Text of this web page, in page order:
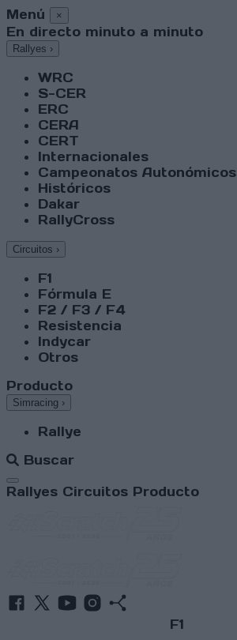
Menú ×
En directo minuto a minuto
Rallyes ›
WRC
S-CER
ERC
CERA
CERT
Internacionales
Campeonatos Autonómicos
Históricos
Dakar
RallyCross
Circuitos ›
F1
Fórmula E
F2 / F3 / F4
Resistencia
Indycar
Otros
Producto
Simracing ›
Rallye
Buscar
Abrir menú
Rallyes Circuitos Producto
F1